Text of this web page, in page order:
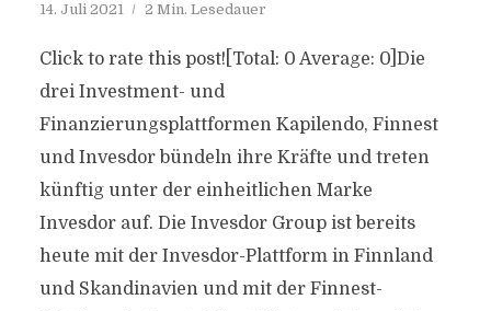
14. Juli 2021 2 Min. Lesedauer
Click to rate this post![Total: 0 Average: 0]Die
drei Investment- und
Finanzierungsplattformen Kapilendo, Finnest
und Invesdor bündeln ihre Kräfte und treten
künftig unter der einheitlichen Marke
Invesdor auf. Die Invesdor Group ist bereits
heute mit der Invesdor-Plattform in Finnland
und Skandinavien und mit der Finnest-